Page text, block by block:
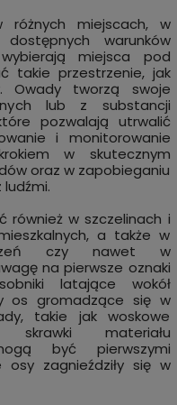
miejscach, w
warunków
miejsca pod
takie przestrzenie, jak
Owady tworzą swoje
lub z substancji
pozwalają utrwalić
i monitorowanie
w skutecznym
oraz w zapobieganiu
również w szczelinach i
a także w
czy nawet w
na pierwsze oznaki
latające wokół
os gromadzące się w
takie jak woskowe
materiału
być pierwszymi
zagnieździły się w